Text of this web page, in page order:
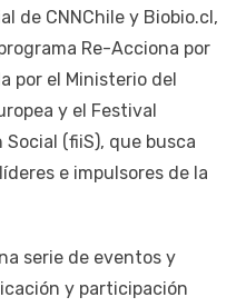
de CNNChile y Biobio.cl,
Re-Acciona por
por el Ministerio del
y el Festival
(fiiS), que busca
e impulsores de la
serie de eventos y
y participación